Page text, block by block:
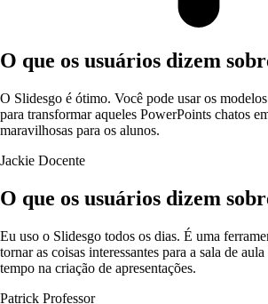
O que os usuários dizem
O Slidesgo é ótimo. Você pode usar os
para transformar aqueles PowerPoints chatos
maravilhosas para os alunos.
Jackie Docente
O que os usuários dizem
Eu uso o Slidesgo todos os dias. É uma
tornar as coisas interessantes para a sala de
tempo na criação de apresentações.
Patrick Professor